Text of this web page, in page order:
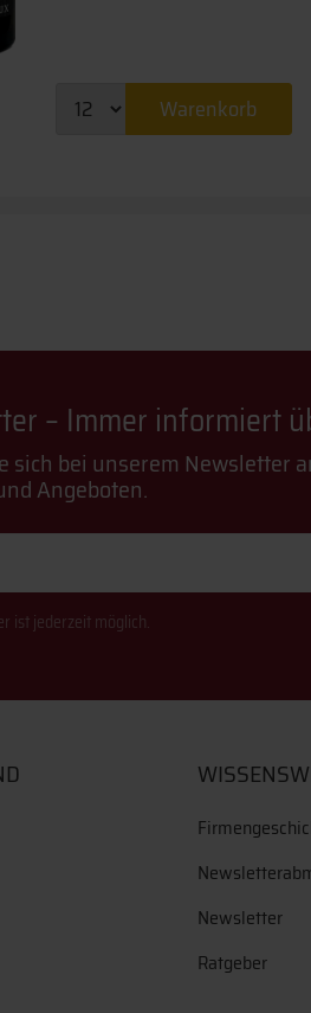
Warenkorb
– Immer informiert
sich bei unserem Newsletter
Angeboten.
ist jederzeit möglich.
Newsletter
Ratgeber